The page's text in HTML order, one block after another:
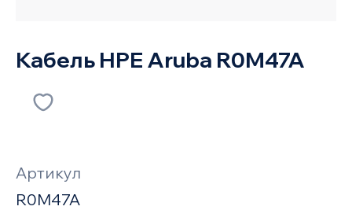
Кабель HPE Aruba R0M47A
Артикул
R0M47A